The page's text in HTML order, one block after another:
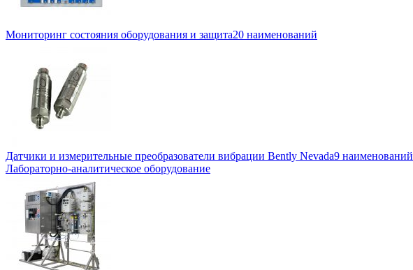
Мониторинг состояния оборудования и защита20 наименований
Датчики и измерительные преобразователи вибрации Bently Nevada9 наименований
Лабораторно-аналитическое оборудование